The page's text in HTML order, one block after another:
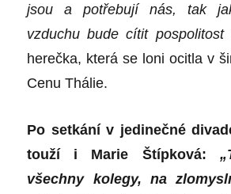
jsou a potřebují nás, tak
vzduchu bude cítit pospolitost
herečka, která se loni ocitla v
Cenu Thálie.
Po setkání v jedinečné
touží i Marie Štípková:
všechny kolegy, na